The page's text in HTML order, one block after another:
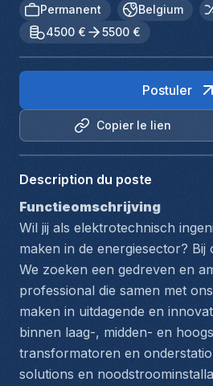
Permanent Belgium
4500 €
5500 €
Copier le lien
Postuler
Description du poste
Functieomschrijving
Wil jij als elektrotechnisch
maken in de energiesector? Bij
We zoeken een gedreven en
professional die samen met
maken in uitdagende en
binnen laag-, midden- en
transformatoren en
solutions en